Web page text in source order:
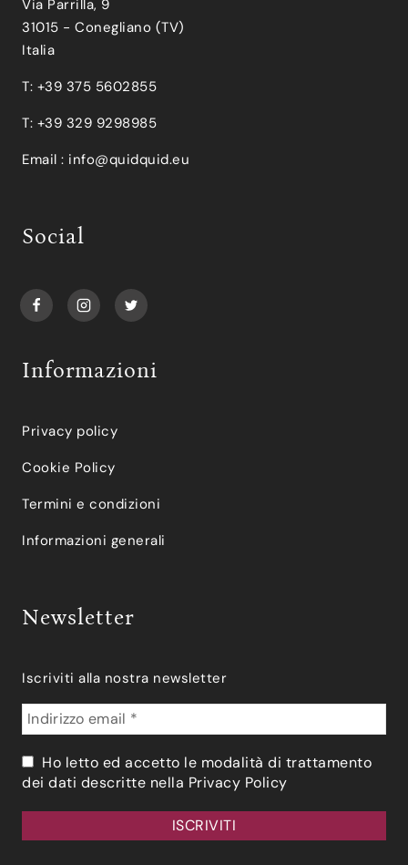
Via Parrilla, 9
31015 - Conegliano (TV)
Italia
T: +39 375 5602855
T: +39 329 9298985
Email : info@quidquid.eu
Social
Informazioni
Privacy policy
Cookie Policy
Termini e condizioni
Informazioni generali
Newsletter
Iscriviti alla nostra newsletter
Ho letto ed accetto le modalità di trattamento
dei dati descritte nella Privacy Policy